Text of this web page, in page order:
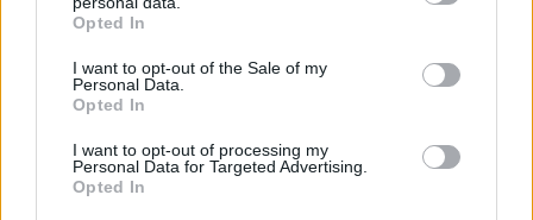
grant or deny consent to Google and its third-party tags to
use your data for below specified purposes in below Google
consent section.
Opted In
I want to opt-out of the Sale of my
Personal Data.
Opted In
I want to opt-out of processing my
Personal Data for Targeted Advertising.
Opted In